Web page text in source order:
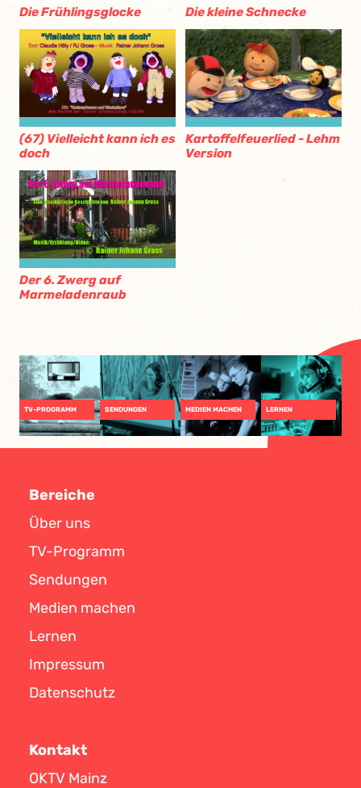
Die Frühlingsglocke Die kleine Schnecke
(67) Vielleicht kann ich es
doch
Kartoffelfeuerlied - Lehm
Version
Der 6. Zwerg auf
Marmeladenraub
TV-PROGRAMM SENDUNGEN MEDIEN MACHEN LERNEN
Bereiche
Über uns
TV-Programm
Sendungen
Medien machen
Lernen
Impressum
Datenschutz
Kontakt
OKTV Mainz